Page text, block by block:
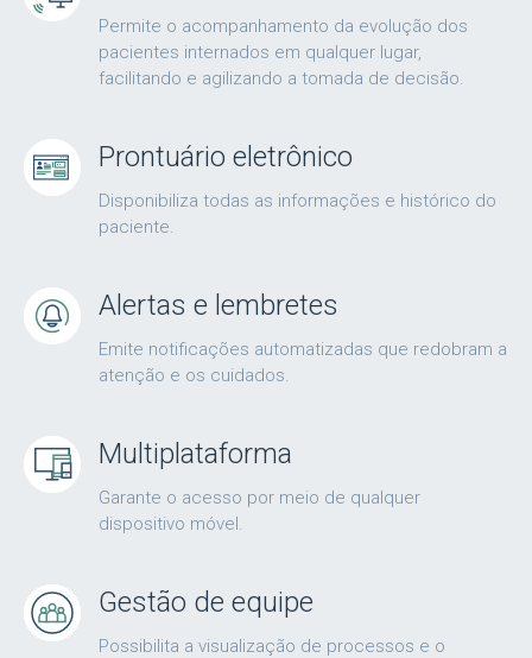
Permite o acompanhamento da evolução dos
pacientes internados em qualquer lugar,
facilitando e agilizando a tomada de decisão.
Prontuário eletrônico
Disponibiliza todas as informações e histórico do
paciente.
Alertas e lembretes
Emite notificações automatizadas que redobram a
atenção e os cuidados.
Multiplataforma
Garante o acesso por meio de qualquer
dispositivo móvel.
Gestão de equipe
Possibilita a visualização de processos e o